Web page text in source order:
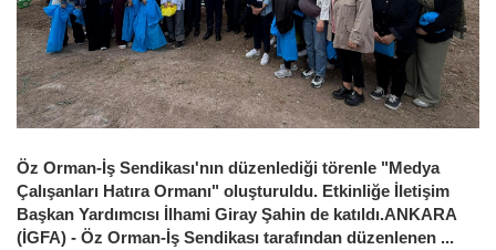
Öz Orman-İş Sendikası'nın düzenlediği törenle "Medya
Çalışanları Hatıra Ormanı" oluşturuldu. Etkinliğe İletişim
Başkan Yardımcısı İlhami Giray Şahin de katıldı.ANKARA
(İGFA) - Öz Orman-İş Sendikası tarafından düzenlenen ...